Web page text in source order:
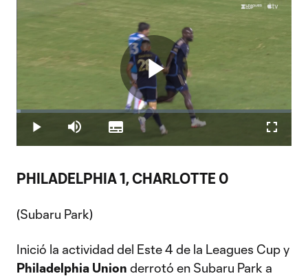
Play
Video
Play Mute
Loaded:
1.39%
Subtitles
PHILADELPHIA 1, CHARLOTTE 0
(Subaru Park)
Inició la actividad del Este 4 de la Leagues Cup y
Philadelphia Union derrotó en Subaru Park a